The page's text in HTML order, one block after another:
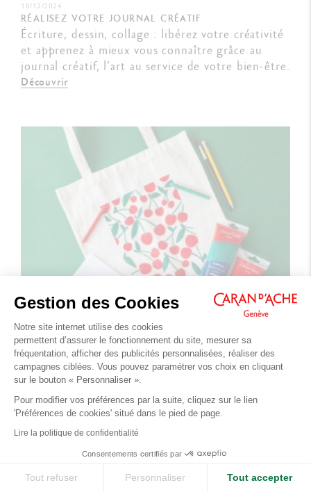
Gestion des Cookies
Notre site internet utilise des cookies
permettent d’assurer le fonctionnement du site, mesurer sa
fréquentation, afficher des publicités personnalisées, réaliser des
campagnes ciblées. Vous pouvez paramétrer vos choix en cliquant
sur le bouton « Personnaliser ».
Pour modifier vos préférences par la suite, cliquez sur le lien
'Préférences de cookies' situé dans le pied de page.
Lire la politique de confidentialité
Consentements certifiés par
Tout refuser Personnaliser Tout accepter
10/12/2024
RÉALISEZ VOTRE JOURNAL CRÉATIF
Écriture, dessin, collage : libérez votre créativité
et apprenez à mieux vous connaître grâce au
journal créatif, l’art au service de votre bien-être.
Découvrir
GUIDES
GUIDE : COMMENT PEINDRE SUR DU TISSU ?
Choix de peinture et techniques : découvrez tous
vêtements, sacs en coton, chaussures ou
Découvrir